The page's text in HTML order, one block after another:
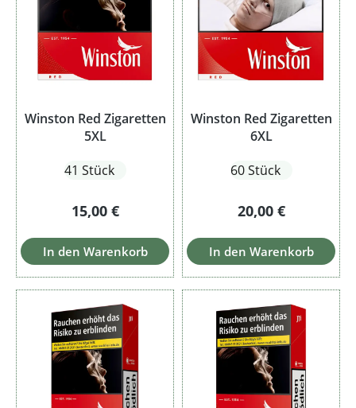
Winston Red Zigaretten
5XL
41 Stück
Regulärer Preis:
15,00 €
In den Warenkorb
Winston Red Zigaretten
6XL
60 Stück
Regulärer Preis:
20,00 €
In den Warenkorb